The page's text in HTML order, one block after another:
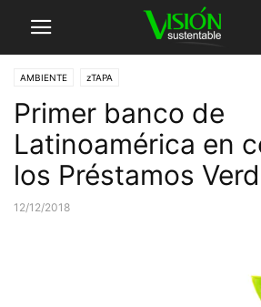
AMBIENTE zTAPA
Primer banco de
Latinoamérica en
los Préstamos
12/12/2018